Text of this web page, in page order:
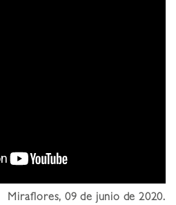
Miraflores, 09 de junio de 2020.